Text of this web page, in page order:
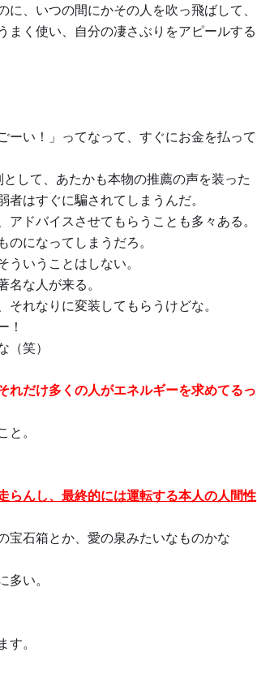
、いつの間にかその人を吹っ飛ばして、
まく使い、自分の凄さぶりをアピールする
い！」ってなって、すぐにお金を払って
して、あたかも本物の推薦の声を装った
はすぐに騙されてしまうんだ。
ドバイスさせてもらうことも多々ある。
になってしまうだろ。
いうことはしない。
な人が来る。
れなりに変装してもらうけどな。
！
笑）
れだけ多くの人がエネルギーを求めてるっ
。
らんし、最終的には運転する本人の人間性
宝石箱とか、愛の泉みたいなものかな
い。
。